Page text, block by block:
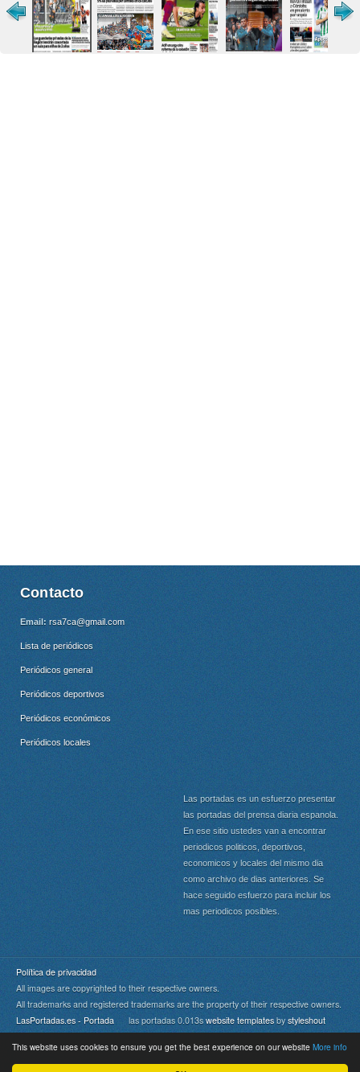
This website uses cookies to ensure you get the best experience on our website More info
Contacto
Email: rsa7ca@gmail.com
Lista de periódicos
Periódicos general
Periódicos deportivos
Periódicos económicos
Periódicos locales
Las portadas es un esfuerzo presentar
las portadas del prensa diaria espanola.
En ese sitio ustedes van a encontrar
periodicos politicos, deportivos,
economicos y locales del mismo dia
como archivo de dias anteriores. Se
hace seguido esfuerzo para incluir los
mas periodicos posibles.
Política de privacidad
All images are copyrighted to their respective owners.
All trademarks and registered trademarks are the property of their respective owners.
LasPortadas.es - Portada las portadas 0.013s website templates by styleshout